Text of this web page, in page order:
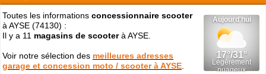
Où :
Trouver un garage Moto !
Toutes les informations concessionnaire scooter
à AYSE (74130) :
Il y a 11 magasins de scooterà AYSE.
Voir notre sélection des meilleures adresses
garage et concession moto / scooter à AYSE